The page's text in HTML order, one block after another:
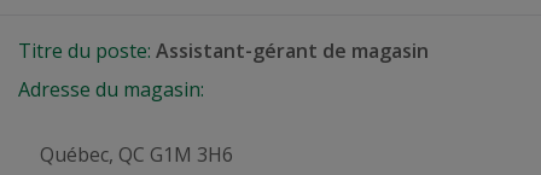
Titre du poste: Assistant-gérant de magasin
Adresse du magasin:
Québec, QC G1M 3H6